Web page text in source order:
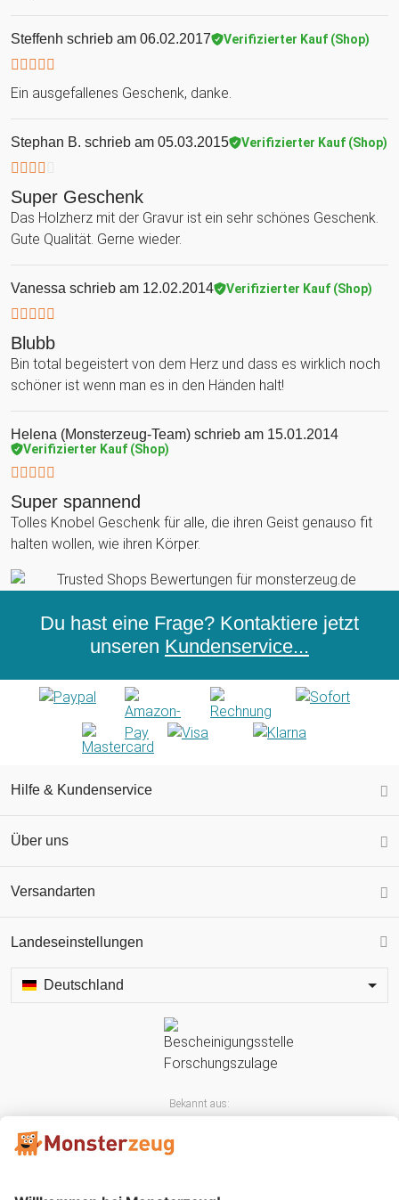
Steffenh schrieb am 06.02.2017 Verifizierter Kauf (Shop)
Ein ausgefallenes Geschenk, danke.
Stephan B. schrieb am 05.03.2015 Verifizierter Kauf (Shop)
Super Geschenk
Das Holzherz mit der Gravur ist ein sehr schönes Geschenk.
Gute Qualität. Gerne wieder.
Vanessa schrieb am 12.02.2014 Verifizierter Kauf (Shop)
Blubb
Bin total begeistert von dem Herz und dass es wirklich noch
schöner ist wenn man es in den Händen halt!
Helena (Monsterzeug-Team) schrieb am 15.01.2014
Verifizierter Kauf (Shop)
Super spannend
Tolles Knobel Geschenk für alle, die ihren Geist genauso fit
halten wollen, wie ihren Körper.
Du hast eine Frage? Kontaktiere jetzt
unseren Kundenservice...
Hilfe & Kundenservice
Über uns
Versandarten
Landeseinstellungen
Deutschland
Bekannt aus: